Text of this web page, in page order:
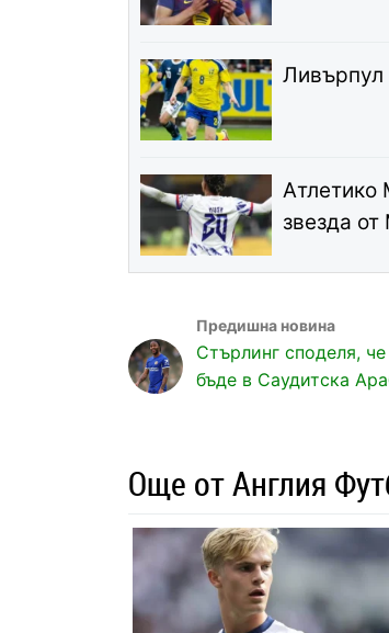
Ливърпул
звезда
Стърлинг споделя,
бъде в Саудитска
Още от Англия